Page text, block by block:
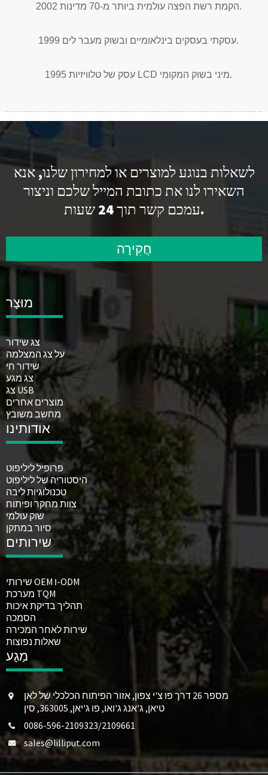
2002 הקמת רשת הפצה עולמית ביותר מ-70 מדינות.
1999 עסקתי בעסקים בינלאומיים ובשוק מעבר לים.
1995 עסק של טלוויזיות LCD מיני בשוק המקומי.
לשאלות בנוגע למוצרים או למחירון שלנו, אנא
השאירו לנו את כתובת המייל שלכם וניצור
עמכם קשר תוך 24 שעות.
חֲקִירָה
מוּצָר
צג שידור
על צג המצלמה
שידור חי
צג מגע
צג USB
מוצרים אחרים
מחשב משובץ
אודותינו
פרופיל ליליפוט
היסטוריה של ליליפוט
טכנולוגיות ליבה
צוות מחקר ופיתוח
שוק עולמי
סיור במתקן
שירותים
שירותי OEM ו-ODM
מערכת TQM
תהליך בדיקת איכות
הסמכה
שירות לאחר המכירה
שאלות נפוצות
מַגָע
מספר 26 דרך פו צ'י צפון, אזור הפיתוח הכלכלי של לאן
טיאן, ג'אנג ג'ואו, פו ג'יאן, 363005, סין
0086-596-2109323/2109661
sales@lilliput.com